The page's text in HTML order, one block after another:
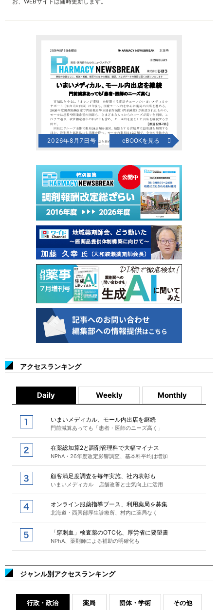
2026年8月7日号 eBOOKを見る
アクセスランキング
Daily Weekly Monthly
いまいメディカル、モール内出店を継続
門前減算あっても「患者・医師のニーズ高く」
在薬総加算2と調剤管理料で大幅マイナス
NPhA・26年度改定影響調査、基本料平均は増加
顧客満足度調査を毎年実施、社内表彰も
いまいメディカル 店舗改善と士気向上に活用
オンライン服薬指導ブース、利用薬局を募集
北海道・西興部厚生診療所、村内に薬局なく
「穿刺血」検査薬のOTC化、厚労省に要望書
NPhA、薬剤師による補助の明確化も
ジャンル別アクセスランキング
行政・政治 薬局 団体・学術 その他